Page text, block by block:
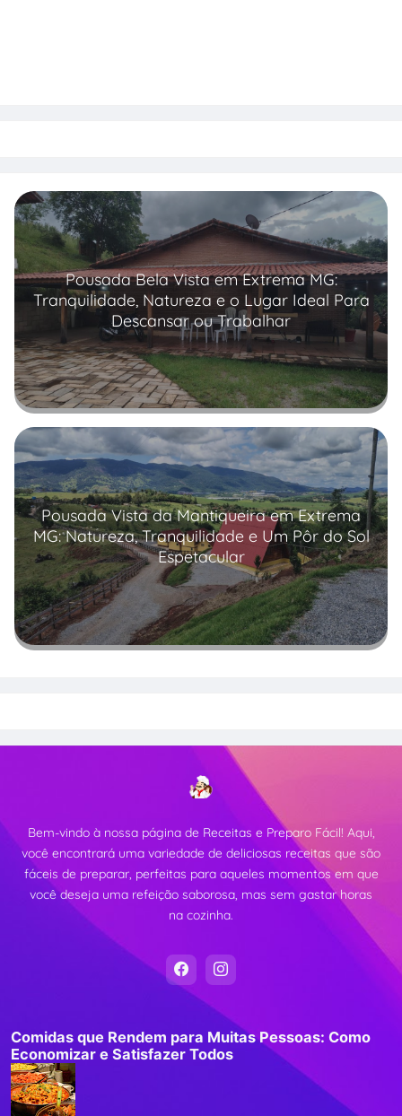
Pousada Bela Vista em Extrema MG:
Tranquilidade, Natureza e o Lugar Ideal Para
Descansar ou Trabalhar
Read more
Pousada Vista da Mantiqueira em Extrema
MG: Natureza, Tranquilidade e Um Pôr do Sol
Espetacular
Read more
Bem-vindo à nossa página de Receitas e Preparo Fácil! Aqui,
você encontrará uma variedade de deliciosas receitas que são
fáceis de preparar, perfeitas para aqueles momentos em que
você deseja uma refeição saborosa, mas sem gastar horas
na cozinha.
Comidas que Rendem para Muitas Pessoas: Como
Economizar e Satisfazer Todos